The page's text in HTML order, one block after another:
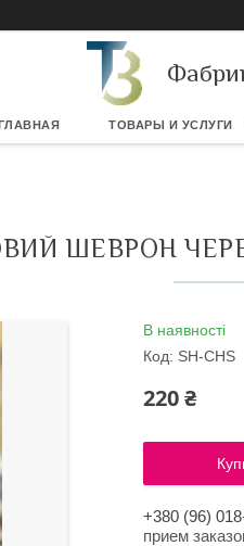
ТОВАРЫ И УСЛУГИ
ШЕВРОН
В наявності
Код: SH-СHS
220 ₴
+380 (96)
прием